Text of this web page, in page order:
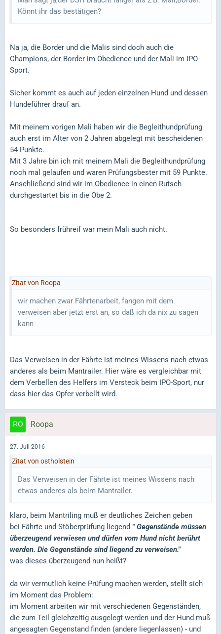
Könnt ihr das bestätigen?
Na ja, die Border und die Malis sind doch auch die
Champions, der Border im Obedience und der Mali im IPO-
Sport.
Sicher kommt es auch auf jeden einzelnen Hund und dessen
Hundeführer drauf an.
Mit meinem vorigen Mali haben wir die Begleithundprüfung
auch erst im Alter von 2 Jahren abgelegt mit bescheidenen
54 Punkte.
Mit 3 Jahre bin ich mit meinem Mali die Begleithundprüfung
noch mal gelaufen und waren Prüfungsbester mit 59 Punkte.
Anschließend sind wir im Obedience in einen Rutsch
durchgestartet bis in die Obe 2.
So besonders frühreif war mein Mali auch nicht.
Zitat von Roopa
wir machen zwar Fährtenarbeit, fangen mit dem
verweisen aber jetzt erst an, so daß ich da nix zu sagen
kann
Das Verweisen in der Fährte ist meines Wissens nach etwas
anderes als beim Mantrailer. Hier wäre es vergleichbar mit
dem Verbellen des Helfers im Versteck beim IPO-Sport, nur
dass hier das Opfer verbellt wird.
Roopa
27. Juli 2016
Zitat von ostholstein
Das Verweisen in der Fährte ist meines Wissens nach
etwas anderes als beim Mantrailer.
klaro, beim Mantriling muß er deutliches Zeichen geben
bei Fährte und Stöberprüfung liegend " Gegenstände müssen
überzeugend verwiesen und dürfen vom Hund nicht berührt
werden. Die Gegenstände sind liegend zu verweisen."
was dieses überzeugend nun heißt?
da wir vermutlich keine Prüfung machen werden, stellt sich
im Moment das Problem:
im Moment arbeiten wir mit verschiedenen Gegenständen,
die zum Teil gleichzeitig ausgelegt werden und der Hund muß
angesagten Gegenstand finden (andere liegenlassen) - und